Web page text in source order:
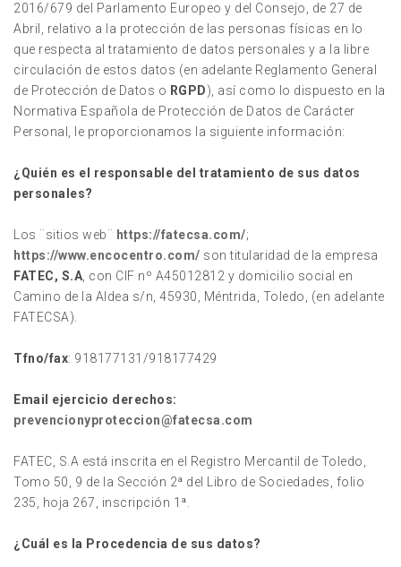
2016/679 del Parlamento Europeo y del Consejo, de 27 de
Abril, relativo a la protección de las personas físicas en lo
que respecta al tratamiento de datos personales y a la libre
circulación de estos datos (en adelante Reglamento General
de Protección de Datos o RGPD), así como lo dispuesto en la
Normativa Española de Protección de Datos de Carácter
Personal, le proporcionamos la siguiente información:
¿Quién es el responsable del tratamiento de sus datos
personales?
Los ¨sitios web¨ https://fatecsa.com/;
https://www.encocentro.com/ son titularidad de la empresa
FATEC, S.A , con CIF nº A45012812 y domicilio social en
Camino de la Aldea s/n, 45930, Méntrida, Toledo, (en adelante
FATECSA).
Tfno/fax: 918177131/918177429
Email ejercicio derechos:
prevencionyproteccion@fatecsa.com
FATEC, S.A está inscrita en el Registro Mercantil de Toledo,
Tomo 50, 9 de la Sección 2ª del Libro de Sociedades, folio
235, hoja 267, inscripción 1ª.
¿Cuál es la Procedencia de sus datos?